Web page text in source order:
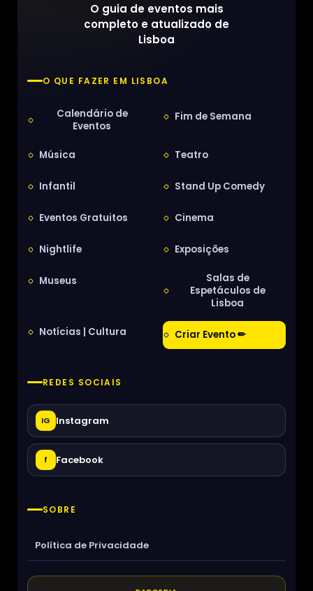
O guia de eventos mais
completo e atualizado de
Lisboa
O QUE FAZER EM LISBOA
Calendário de
Eventos
Fim de Semana
Música Teatro
Infantil Stand Up Comedy
Eventos Gratuitos Cinema
Nightlife Exposições
Museus
Salas de
Espetáculos de
Lisboa
Notícias | Cultura Criar Evento ✏
REDES SOCIAIS
IG Instagram
f Facebook
SOBRE
Política de Privacidade